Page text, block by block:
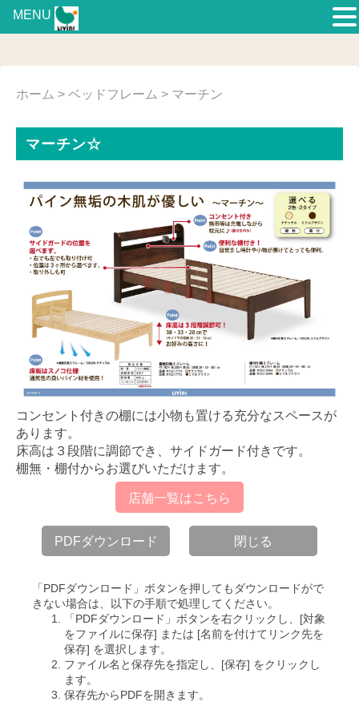
ホーム > ベッドフレーム > マーチン
マーチン☆
コンセント付きの棚には小物も置ける充分なスペースが
あります。
床高は３段階に調節でき、サイドガード付きです。
棚無・棚付からお選びいただけます。
店舗一覧はこちら
PDFダウンロード 閉じる
「PDFダウンロード」ボタンを押してもダウンロードがで
きない場合は、以下の手順で処理してください。
「PDFダウンロード」ボタンを右クリックし、[対象
をファイルに保存] または [名前を付けてリンク先を
保存] を選択します。
ファイル名と保存先を指定し、[保存] をクリックし
ます。
保存先からPDFを開きます。
MENU